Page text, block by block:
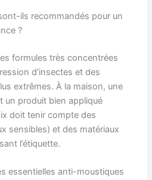
ils recommandés pour un
?
formules très concentrées
d’insectes et des
extrêmes. À la maison, une
un produit bien appliqué
doit tenir compte des
sensibles) et des matériaux
l’étiquette.
essentielles anti-moustiques